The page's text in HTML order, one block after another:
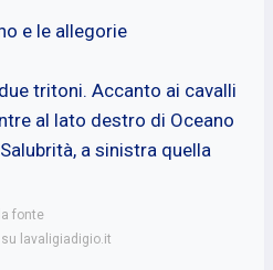
e le allegorie
tritoni. Accanto ai cavalli
al lato destro di Oceano
a sinistra quella
fonte
lavaligiadigio.it